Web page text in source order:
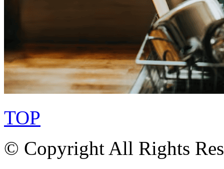
TOP
© Copyright All Rights